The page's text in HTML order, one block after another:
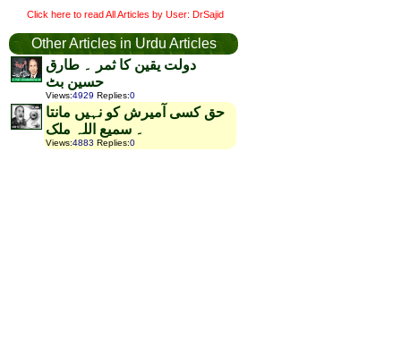
Click here to read All Articles by User: DrSajid
Other Articles in Urdu Articles
دولت یقین کا ثمر ۔ طارق
حسین بٹ
Views:4929 Replies:0
حق کسی آمیرش کو نہیں مانتا
۔ سمیع اللہ ملک
Views:4883 Replies:0